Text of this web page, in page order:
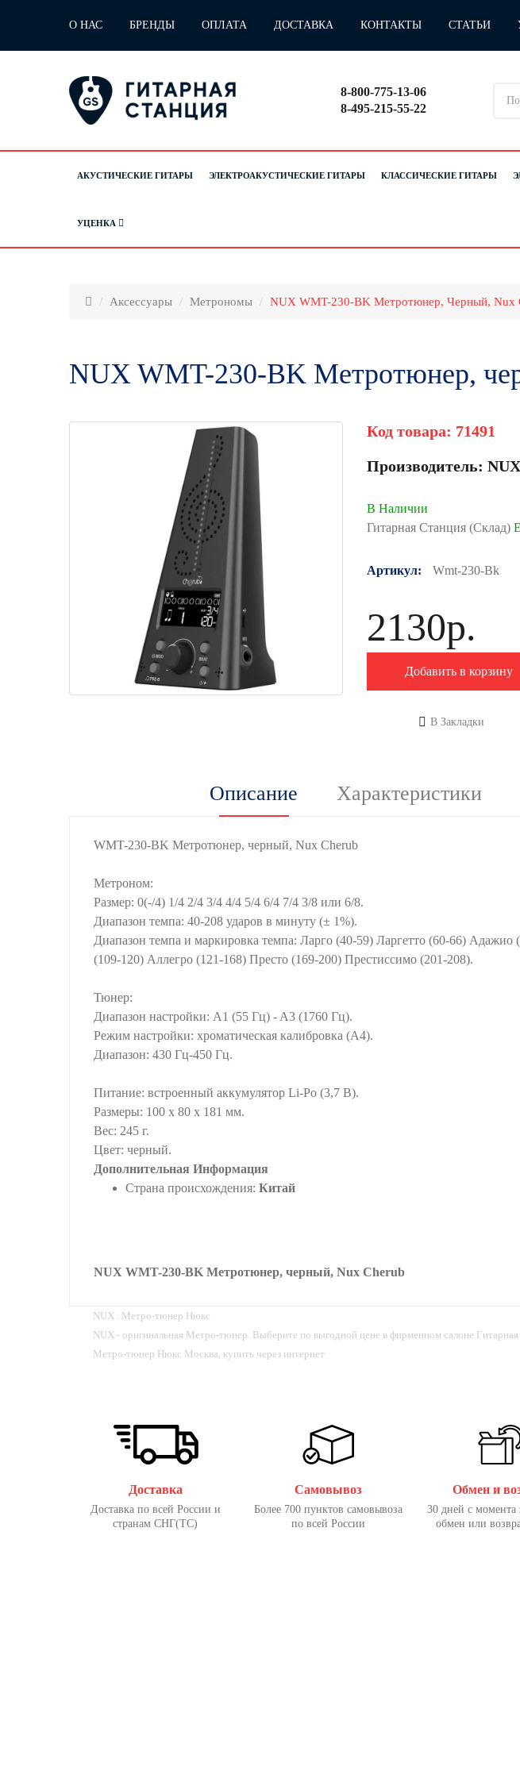
О НАС БРЕНДЫ ОПЛАТА ДОСТАВКА КОНТАКТЫ СТАТЬИ
8-800-775-13-06
8-495-215-55-22
АКУСТИЧЕСКИЕ ГИТАРЫ ЭЛЕКТРОАКУСТИЧЕСКИЕ ГИТАРЫ КЛАССИЧЕСКИЕ ГИТАРЫ
УЦЕНКА
Аксессуары Метрономы NUX WMT-230-BK Метротюнер, Черный, Nux
NUX WMT-230-BK Метротюнер,
Код товара: 71491
Производитель: NUX
В Наличии
Гитарная Станция (Склад)
Артикул: Wmt-230-Bk
2130р.
Добавить в корзину
В Закладки
Описание Характеристики
WMT-230-BK Метротюнер, черный, Nux Cherub
Метроном:
Размер: 0(-/4) 1/4 2/4 3/4 4/4 5/4 6/4 7/4 3/8 или 6/8.
Диапазон темпа: 40-208 ударов в минуту (± 1%).
Диапазон темпа и маркировка темпа: Ларго (40-59) Ларгетто (60-66)
(109-120) Аллегро (121-168) Престо (169-200) Престиссимо (201-208).
Тюнер:
Диапазон настройки: A1 (55 Гц) - A3 (1760 Гц).
Режим настройки: хроматическая калибровка (A4).
Диапазон: 430 Гц-450 Гц.
Питание: встроенный аккумулятор Li-Po (3,7 В).
Размеры: 100 х 80 х 181 мм.
Вес: 245 г.
Цвет: черный.
Дополнительная Информация
Страна происхождения: Китай
NUX WMT-230-BK Метротюнер, черный, Nux Cherub
NUX . Метро-тюнер Нюкс
NUX - оригинальная Метро-тюнер. Выберите по выгодной цене в фирменном салоне Гитарная
Метро-тюнер Нюкс Москва, купить через интернет
Доставка
Доставка по всей России и
странам СНГ(ТС)
Самовывоз
Более 700 пунктов самовывоза
по всей России
Обмен и
30 дней с момента
обмен или